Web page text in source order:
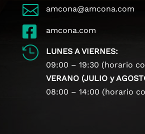
 amcona@amcona.com
 amcona.com

LUNES A VIERNES:
09:00 – 19:30 (horario
VERANO (JULIO y
08:00 – 14:00 (horario